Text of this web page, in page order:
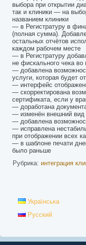
выбора при открытии
так и клиники — на
названием клиники
— в Регистратуру в
(полная сумма).
остальных отчётов
каждом рабочем месте
— в Регистратуру
не фискального чека
— добавлена
услуги, которая будет
— интерфейс
— скорректирована
сертификата, если у
— доработана
— изменён внешний вид
— добавлена
— исправлена
при отображении всех
— в шаблоне печати
было раньше
Рубрика: интеграция
Українська
Русский